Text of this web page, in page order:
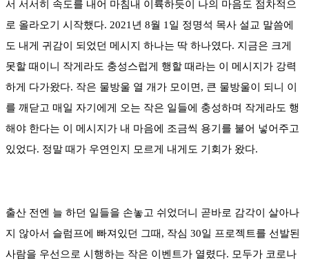
서 서서히 속도를 내어 마침내 이륙하듯이 나의 마음도 점차적으
로 올라오기 시작했다. 2021년 8월 1일 정명석 목사 설교 말씀에
도 내게 귀감이 되었던 메시지 하나는 딱 하나였다. 지금은 크게
못할 때이니 작게라도 충성스럽게 행할 때라는 이 메시지가 강력
하게 다가왔다. 작은 물방울 열 개가 모이면, 큰 물방울이 되니 이
를 깨닫고 매일 자기에게 오는 작은 일들에 충성하며 작게라도 행
해야 한다는 이 메시지가 내 마음에 조금씩 용기를 불어 넣어주고
있었다. 정말 때가 우연인지 모르게 내게도 기회가 왔다.
출산 전엔 늘 하던 일들을 손놓고 쉬었더니 곧바로 감각이 살아나
지 않아서 슬럼프에 빠져있던 그때, 작심 30일 프로젝트를 선발된
사람을 우선으로 시행하는 작은 이벤트가 열렸다. 모두가 코로나